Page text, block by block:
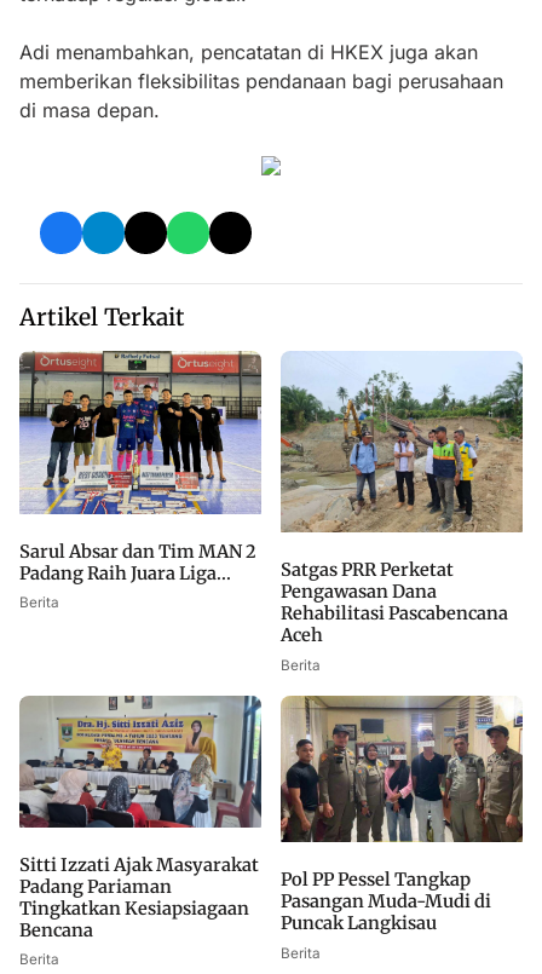
Adi menambahkan, pencatatan di HKEX juga akan
memberikan fleksibilitas pendanaan bagi perusahaan
di masa depan.
Artikel Terkait
Sarul Absar dan Tim MAN 2
Padang Raih Juara Liga...
Berita
Satgas PRR Perketat
Pengawasan Dana
Rehabilitasi Pascabencana
Aceh
Berita
Sitti Izzati Ajak Masyarakat
Padang Pariaman
Tingkatkan Kesiapsiagaan
Bencana
Berita
Pol PP Pessel Tangkap
Pasangan Muda-Mudi di
Puncak Langkisau
Berita